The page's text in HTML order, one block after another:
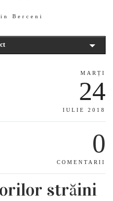
Berceni
MARȚI
24
IULIE 2018
0
COMENTARII
străini